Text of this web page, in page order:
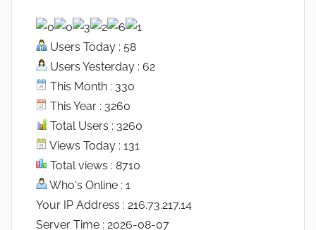
Users Today : 58
Users Yesterday : 62
This Month : 330
This Year : 3260
Total Users : 3260
Views Today : 131
Total views : 8710
Who's Online : 1
Your IP Address : 216.73.217.14
Server Time : 2026-08-07